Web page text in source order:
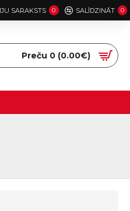
SARAKSTS 0 SALĪDZINĀT 0
Preču 0 (0.00€)